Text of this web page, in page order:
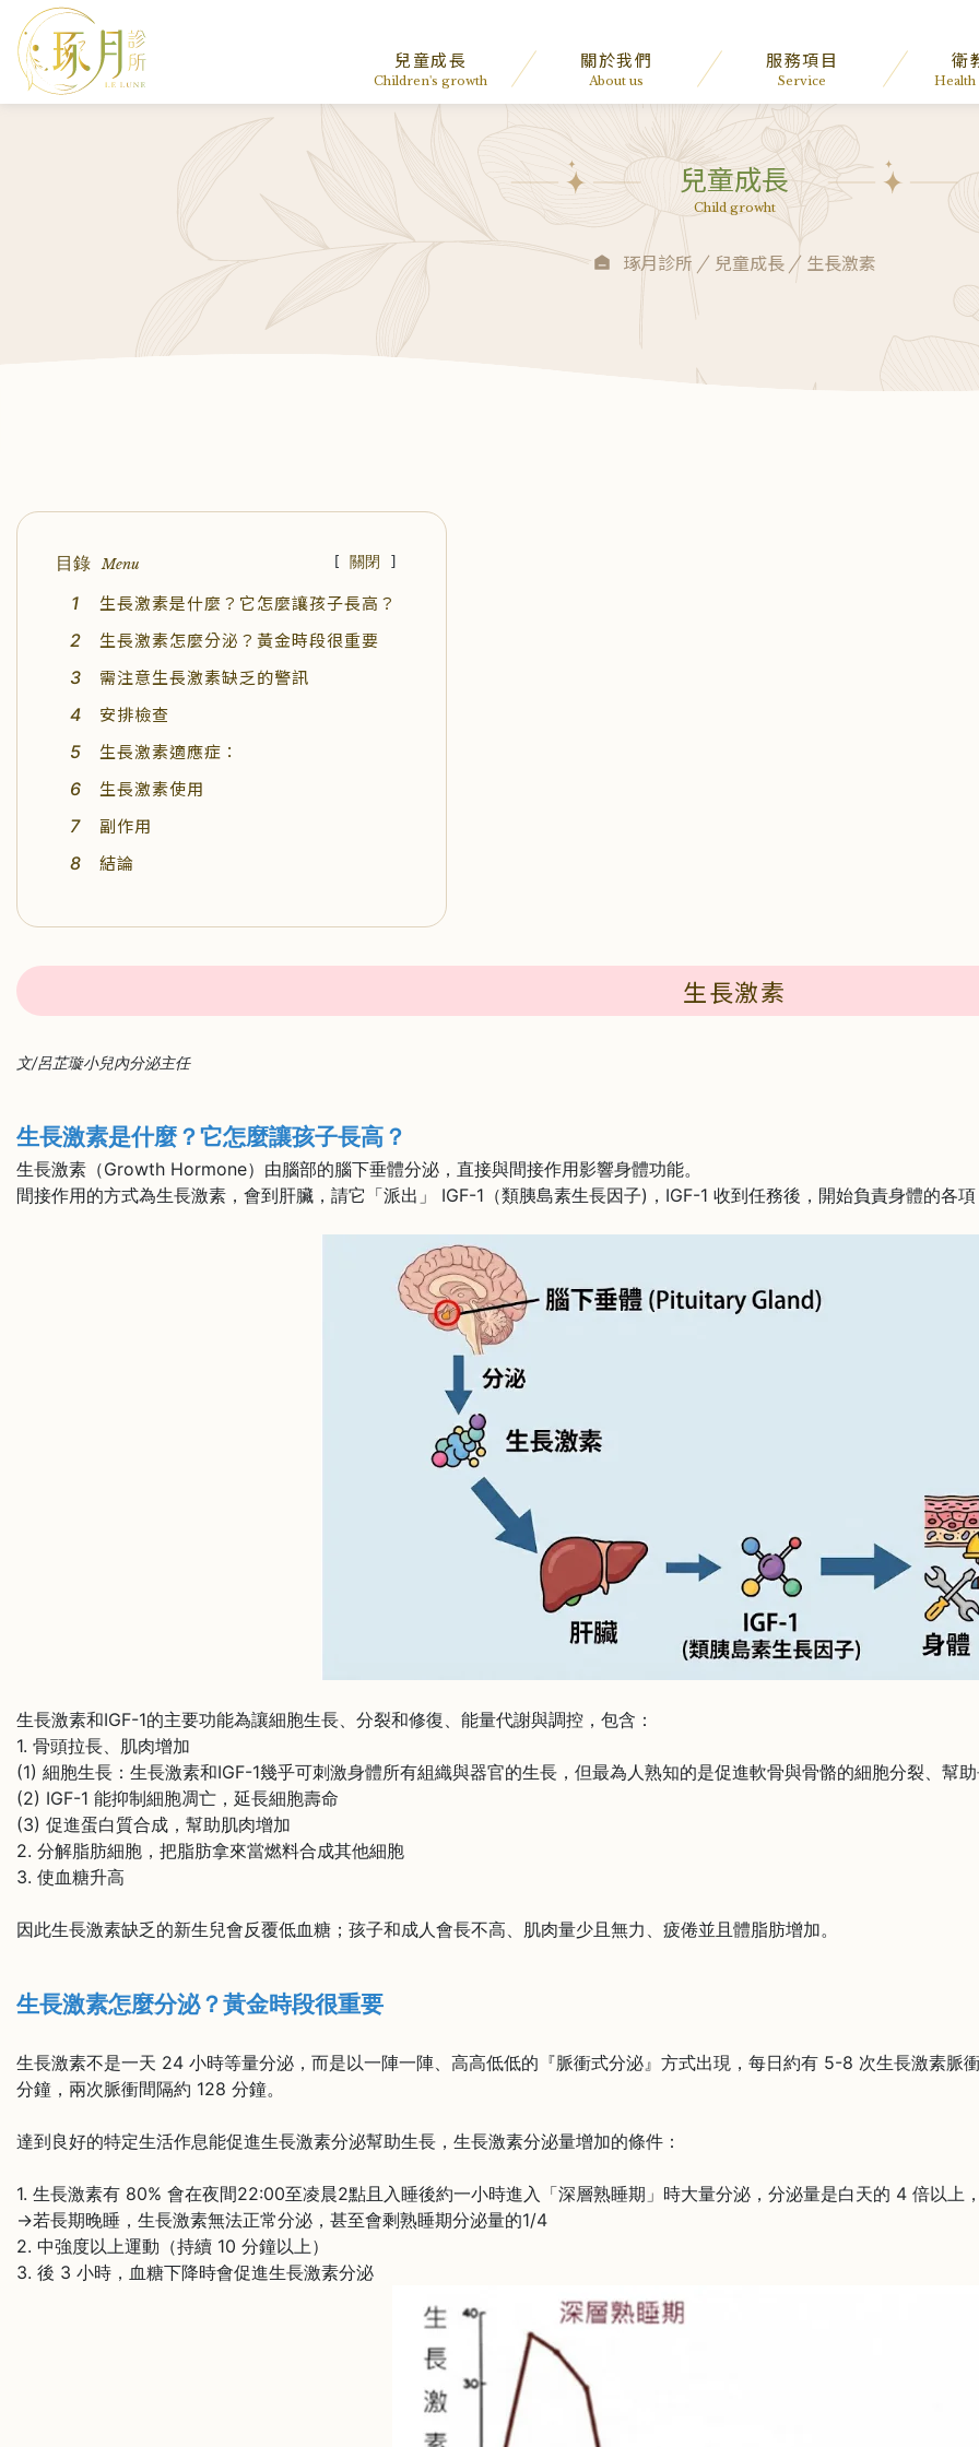
兒童成長
Children's growth
關於我們
About us
服務項目
Service
衛
Health
兒童成長
Child growht
琢月診所 兒童成長 生長激素
目錄 Menu [ 關閉 ]
生長激素是什麼？它怎麼讓孩子長高？
生長激素怎麼分泌？黃金時段很重要
需注意生長激素缺乏的警訊
安排檢查
生長激素適應症：
生長激素使用
副作用
結論
生長激素
文/呂芷璇小兒內分泌主任
生長激素是什麼？它怎麼讓孩子長高？
生長激素（Growth Hormone）由腦部的腦下垂體分泌，直接與間接作用影響身體功能。
間接作用的方式為生長激素，會到肝臟，請它「派出」 IGF-1（類胰島素生長因子)，IGF-1 收到任務後，開始負責身體的各
生長激素和IGF-1的主要功能為讓細胞生長、分裂和修復、能量代謝與調控，包含：
1. 骨頭拉長、肌肉增加
(1) 細胞生長：生長激素和IGF-1幾乎可刺激身體所有組織與器官的生長，但最為人熟知的是促進軟骨與骨骼的細胞分裂、幫
(2) IGF-1 能抑制細胞凋亡，延長細胞壽命
(3) 促進蛋白質合成，幫助肌肉增加
2. 分解脂肪細胞，把脂肪拿來當燃料合成其他細胞
3. 使血糖升高
因此生長激素缺乏的新生兒會反覆低血糖；孩子和成人會長不高、肌肉量少且無力、疲倦並且體脂肪增加。
生長激素怎麼分泌？黃金時段很重要
生長激素不是一天 24 小時等量分泌，而是以一陣一陣、高高低低的『脈衝式分泌』方式出現，每日約有 5-8 次生長激素脈
分鐘，兩次脈衝間隔約 128 分鐘。
達到良好的特定生活作息能促進生長激素分泌幫助生長，生長激素分泌量增加的條件：
1. 生長激素有 80% 會在夜間22:00至凌晨2點且入睡後約一小時進入「深層熟睡期」時大量分泌，分泌量是白天的 4 倍以
→若長期晚睡，生長激素無法正常分泌，甚至會剩熟睡期分泌量的1/4
2. 中強度以上運動（持續 10 分鐘以上）
3. 後 3 小時，血糖下降時會促進生長激素分泌